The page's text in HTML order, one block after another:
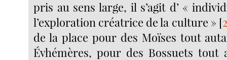
pris au sens large, il s’agit d’ «
l’exploration créatrice de la culture » [
de la place pour des Moïses tout
Évhémères, pour des Bossuets